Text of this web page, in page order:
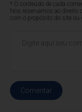
* O conteúdo de cada
Nos reservamos ao direito
com o propósito do site ou
Comentar